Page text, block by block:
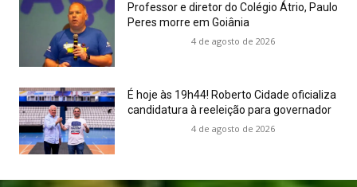
Professor e diretor do Colégio Átrio, Paulo
Peres morre em Goiânia
4 de agosto de 2026
É hoje às 19h44! Roberto Cidade oficializa
candidatura à reeleição para governador
4 de agosto de 2026